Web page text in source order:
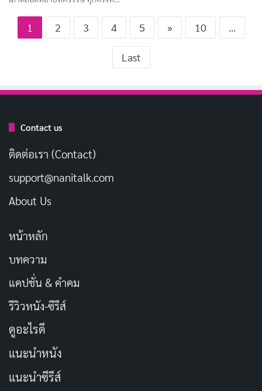
1 2 3 4 5 » 10 ...
Last
Contact us
ติดต่อเรา (Contact)
support@nanitalk.com
About Us
หน้าหลัก
บทความ
แคปชั่น & คำคม
รีวิวหนัง-ซีรีส์
ดูอะไรดี
แนะนำหนัง
แนะนำซีรีส์